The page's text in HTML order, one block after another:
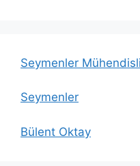
Seymenler
Seymenler
Bülent Oktay